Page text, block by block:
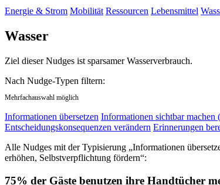
Energie & Strom Mobilität Ressourcen Lebensmittel
Wasser
Ziel dieser Nudges ist sparsamer Wasserverbrauch.
Nach Nudge-Typen filtern:
Mehrfachauswahl möglich
Informationen übersetzen Informationen sichtbar machen
Entscheidungskonsequenzen verändern Erinnerungen
Alle Nudges mit der Typisierung „Informationen
erhöhen, Selbstverpflichtung fördern“:
75% der Gäste benutzen ihre Handtücher